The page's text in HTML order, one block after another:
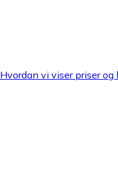
Hvordan vi viser priser og